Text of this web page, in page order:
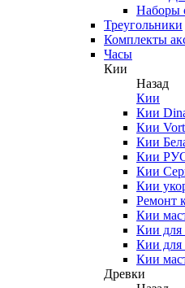
Наборы
Треугольники
Комплекты
Часы
Кии
Назад
Кии
Кии
Кии
Кии
Кии
Кии
Кии
Ремонт
Кии
Кии для
Кии для
Кии
Древки